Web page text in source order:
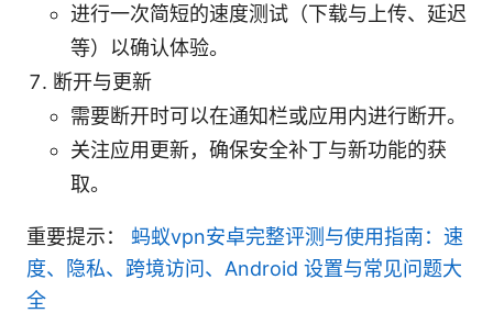
进行一次简短的速度测试（下载与上传、延迟
等）以确认体验。
断开与更新
需要断开时可以在通知栏或应用内进行断开。
关注应用更新，确保安全补丁与新功能的获
取。
重要提示： 蚂蚁vpn安卓完整评测与使用指南：速
度、隐私、跨境访问、Android 设置与常见问题大
全